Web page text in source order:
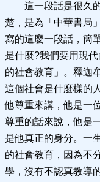
這一段話是很久
楚，是為「中華書局
寫的這麼一段話，簡
是什麼?我們要用現
的社會教育」。釋迦
這個社會是什麼樣的
他尊重來講，他是一
尊重的話來說，他是
是他真正的身分。一
的社會教育，因為不
學，沒有不認真教導